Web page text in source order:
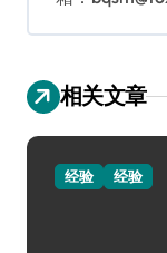
相关文章
经验 经验